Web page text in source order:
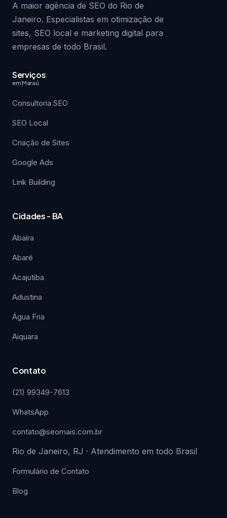
A maior agência de SEO do Rio de
Janeiro. Especialistas em otimização de
sites, SEO local e marketing digital para
empresas de todo Brasil.
Serviços
em Maraú
Consultoria SEO
SEO Local
Criação de Sites
Google Ads
Link Building
Cidades - BA
Abaíra
Abaré
Acajutiba
Adustina
Água Fria
Aiquara
Contato
(21) 99349-7613
WhatsApp
contato@seomais.com.br
Rio de Janeiro, RJ · Atendimento em todo Brasil
Formulário de Contato
Blog